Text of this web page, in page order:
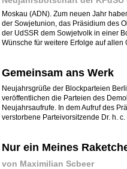
Moskau (ADN). Zum neuen Jahr
der Sowjetunion, das Präsidium des
der UdSSR dem Sowjetvolk in einer
Wünsche für weitere Erfolge auf
Gemeinsam ans Werk
Neujahrsgrüße der Blockparteien
veröffentlichen die Parteien des
Neujahrsaufrufe. In dem Aufruf des
verstorbene Parteivorsitzende Dr. h.
Nur ein Meines
von Maximilian Scbeer